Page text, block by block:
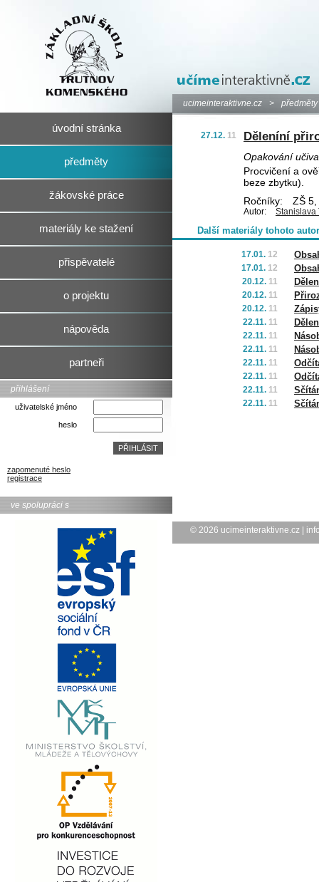
úvodní stránka
předměty
žákovské práce
materiály ke stažení
přispěvatelé
o projektu
nápověda
partneři
přihlášení
uživatelské jméno
heslo
zapomenuté heslo
registrace
ve spolupráci s
ucimeinteraktivne.cz > předměty
27.12. 11 Děleníní
Opakování
Procvičení a
beze zbytku).
Ročníky:
ZŠ
Autor: Stanislava
Další materiály tohoto
17.01. 12
17.01. 12
20.12. 11
20.12. 11
20.12. 11
22.11. 11
22.11. 11
22.11. 11
22.11. 11
22.11. 11
22.11. 11
22.11. 11
© 2026 ucimeinteraktivne.cz